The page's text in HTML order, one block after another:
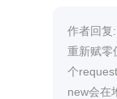
作者回复:
重新赋零
个request
new会在